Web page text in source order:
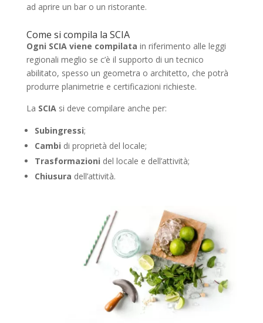
ad aprire un bar o un ristorante.
Come si compila la SCIA
Ogni SCIA viene compilata in riferimento alle leggi
regionali meglio se c’è il supporto di un tecnico
abilitato, spesso un geometra o architetto, che potrà
produrre planimetrie e certificazioni richieste.
La SCIAsi deve compilare anche per:
Subingressi;
Cambi di proprietà del locale;
Trasformazioni del locale e dell’attività;
Chiusura dell’attività.